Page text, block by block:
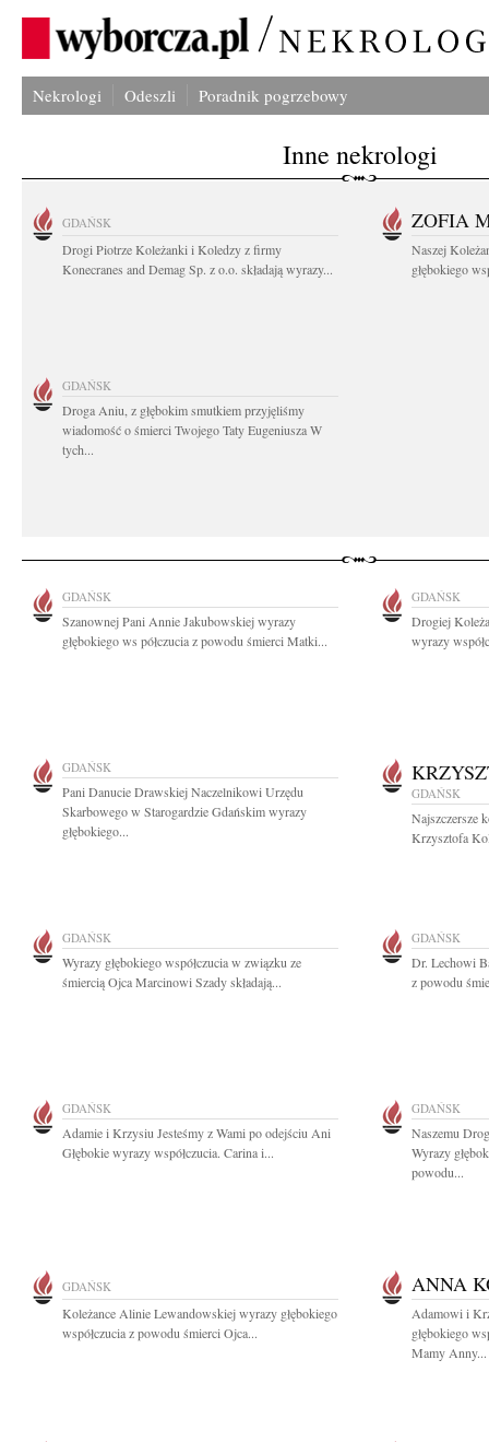
Nekrologi Odeszli Poradnik pogrzebowy
Inne nekrologi
GDAŃSK
Drogi Piotrze Koleżanki i Koledzy z firmy
Konecranes and Demag Sp. z o.o. składają wyrazy...
ZOFIA
Naszej
głębokiego
GDAŃSK
Droga Aniu, z głębokim smutkiem przyjęliśmy
wiadomość o śmierci Twojego Taty Eugeniusza W
tych...
GDAŃSK
Szanownej Pani Annie Jakubowskiej wyrazy
głębokiego ws półczucia z powodu śmierci Matki...
GDAŃSK
Drogiej
wyrazy
GDAŃSK
Pani Danucie Drawskiej Naczelnikowi Urzędu
Skarbowego w Starogardzie Gdańskim wyrazy
głębokiego...
GDAŃSK
Najszczersze
Krzysztofa
GDAŃSK
Wyrazy głębokiego współczucia w związku ze
śmiercią Ojca Marcinowi Szady składają...
GDAŃSK
Dr. Lechowi
z powodu
GDAŃSK
Adamie i Krzysiu Jesteśmy z Wami po odejściu Ani
Głębokie wyrazy współczucia. Carina i...
GDAŃSK
Naszemu
Wyrazy
powodu...
GDAŃSK
Koleżance Alinie Lewandowskiej wyrazy głębokiego
współczucia z powodu śmierci Ojca...
ANNA
Adamowi i
głębokiego
Mamy Anny...